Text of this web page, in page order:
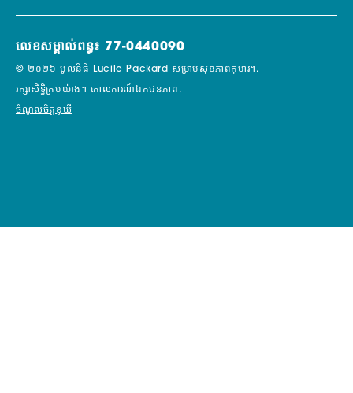
លេខសម្គាល់ពន្ធ៖ 77-0440090
© ២០២៦ មូលនិធិ Lucile Packard សម្រាប់សុខភាពកុមារ។.
រក្សាសិទ្ធិគ្រប់យ៉ាង។ គោលការណ៍ឯកជនភាព.
ចំណូលចិត្តខូឃី